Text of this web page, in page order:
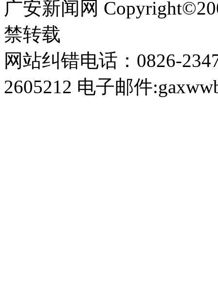
广安新闻网
禁转载
网站纠错电话：0826-
2605212 电子邮件